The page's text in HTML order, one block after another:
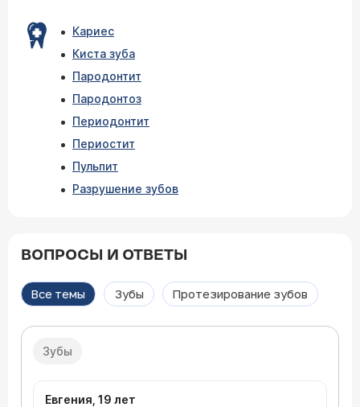
Кариес
Киста зуба
Пародонтит
Пародонтоз
Периодонтит
Периостит
Пульпит
Разрушение зубов
ВОПРОСЫ И ОТВЕТЫ
Все темы Зубы Протезирование зубов
Зубы
Евгения, 19 лет